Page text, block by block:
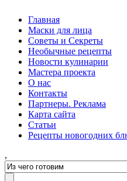
Главная
Маски для лица
Советы и Секреты
Необычные рецепты
Новости кулинарии
Мастера проекта
О нас
Контакты
Партнеры. Реклама
Карта сайта
Статьи
Рецепты новогодних
,